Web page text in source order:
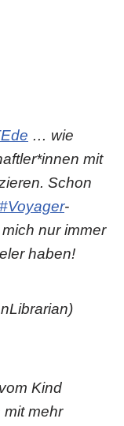
… wie
mit
Schon
#Voyager-
nur immer
haben!
Kind
mit mehr